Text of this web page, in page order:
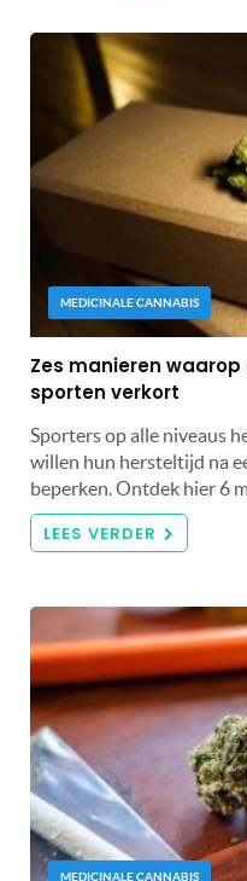
MEDICINALE CANNABIS
Zes manieren
sporten verkort
Sporters op alle niveaus
willen hun hersteltijd na
beperken. Ontdek hier 6
LEES VERDER
MEDICINALE CANNABIS